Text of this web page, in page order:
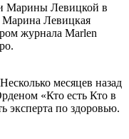
Марины Левицкой в
Левицкая
журнала Marlen
месяцев назад
«Кто есть Кто в
эксперта по здоровью.